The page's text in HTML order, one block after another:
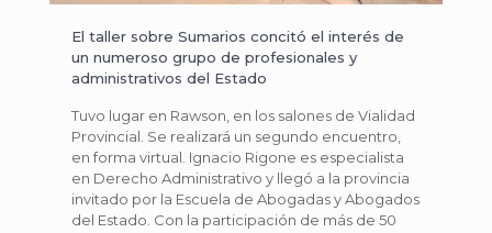
El taller sobre Sumarios concitó el interés de
un numeroso grupo de profesionales y
administrativos del Estado
Tuvo lugar en Rawson, en los salones de Vialidad
Provincial. Se realizará un segundo encuentro,
en forma virtual. Ignacio Rigone es especialista
en Derecho Administrativo y llegó a la provincia
invitado por la Escuela de Abogadas y Abogados
del Estado. Con la participación de más de 50